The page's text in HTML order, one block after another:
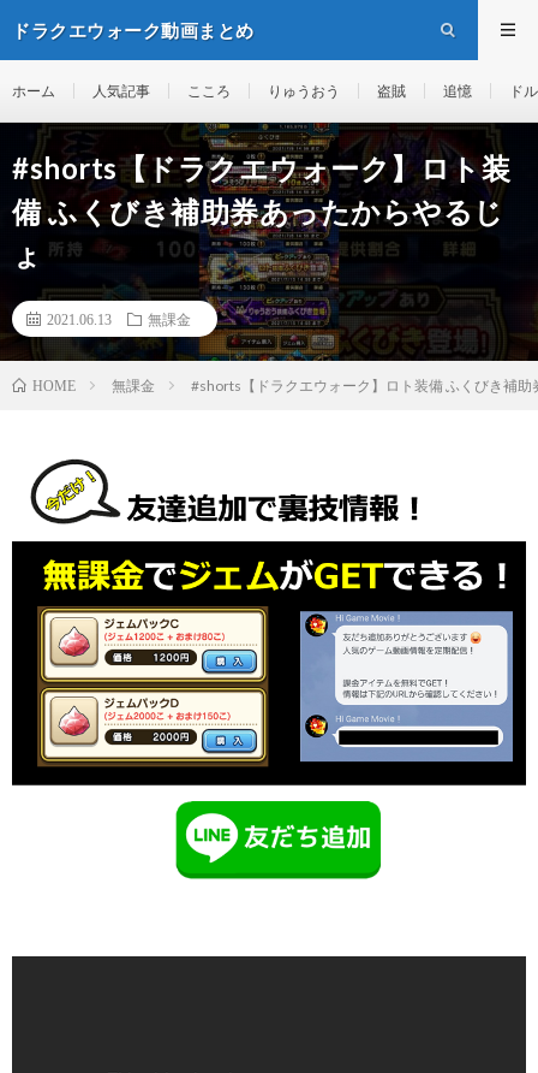
ドラクエウォーク動画まとめ
ホーム 人気記事 こころ りゅうおう 盗賊 追憶 ド
#shorts【ドラクエウォーク】ロト装
備 ふくびき補助券あったからやるじ
ょ
2021.06.13 無課金
HOME 無課金 #shorts【ドラクエウォーク】ロト装備 ふくびき補助